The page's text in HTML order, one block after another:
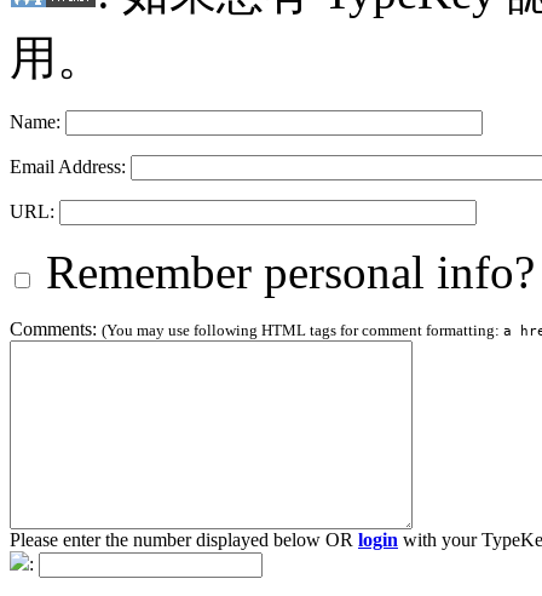
用。
Name:
Email Address:
URL:
Remember personal info?
Comments: (You may use following HTML tags for comment formatting: a
Please enter the number displayed below OR login with your
: